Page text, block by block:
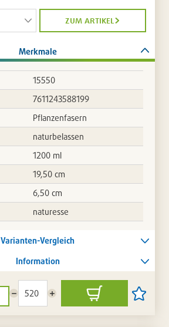
zum artikel
Merkmale
15550
7611243588199
Pflanzenfasern
naturbelassen
1200 ml
19,50 cm
6,50 cm
naturesse
Varianten-Vergleich
Information
Menge
reduzieren
Menge
erhöhen
In
den
Artikel